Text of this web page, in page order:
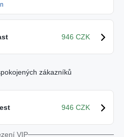
946 CZK
zákazníků
946 CZK
VIP